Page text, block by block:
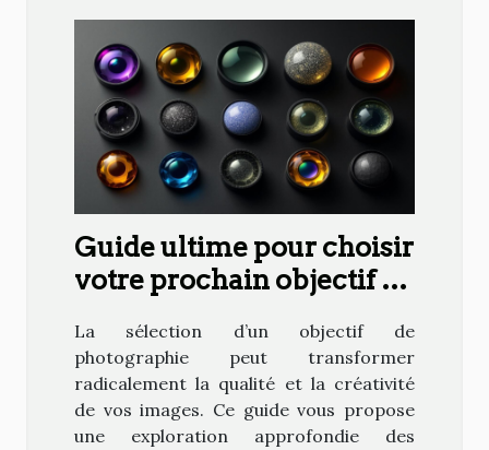
Guide ultime pour choisir
votre prochain objectif de
La sélection d’un objectif de
photographie peut transformer
radicalement la qualité et la créativité
de vos images. Ce guide vous propose
une exploration approfondie des